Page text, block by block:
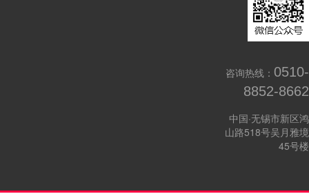
咨询热线： 0510-
8852-8662
中国·无锡市新区鸿
山路518号吴月雅境
45号楼